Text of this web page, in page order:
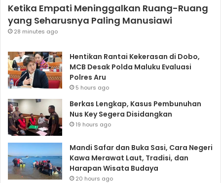
Ketika Empati Meninggalkan Ruang-Ruang
yang Seharusnya Paling Manusiawi
28 minutes ago
Hentikan Rantai Kekerasan di Dobo,
MCB Desak Polda Maluku Evaluasi
Polres Aru
5 hours ago
Berkas Lengkap, Kasus Pembunuhan
Nus Key Segera Disidangkan
19 hours ago
Mandi Safar dan Buka Sasi, Cara Negeri
Kawa Merawat Laut, Tradisi, dan
Harapan Wisata Budaya
20 hours ago